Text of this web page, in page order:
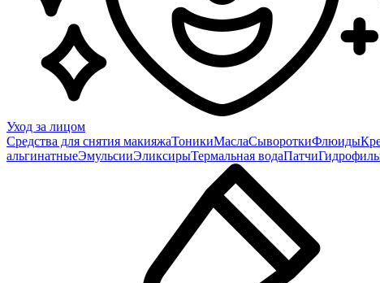
Уход за лицом
Средства для снятия макияжаТоникиМаслаСывороткиФлюиды
альгинатныеЭмульсииЭликсирыТермальная водаПатчи